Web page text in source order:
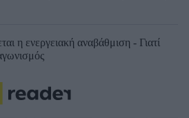
η ενεργειακή αναβάθμιση - Γιατί